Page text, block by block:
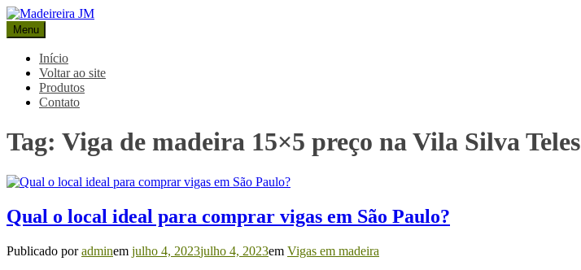
Pular
para
o
conteúdo
Madeireira JM
Blog Madeireira JM
Menu
Início
Voltar ao site
Produtos
Contato
Tag: Viga de madeira 15×5 preço na Vila Silva Teles
Qual o local ideal para comprar vigas em São Paulo?
Publicado poradminem julho 4, 2023julho 4, 2023em Vigas em madeira